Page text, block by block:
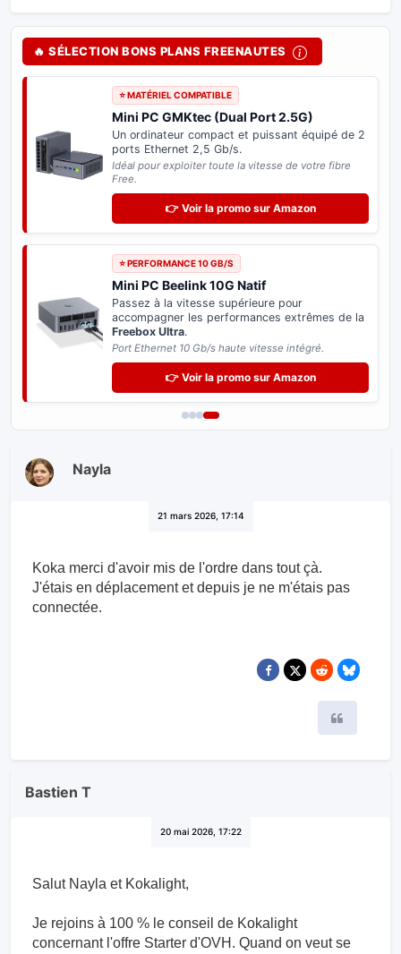
🔥 SÉLECTION BONS PLANS FREENAUTES
⭐ MATÉRIEL COMPATIBLE
Mini PC GMKtec (Dual Port 2.5G)
Un ordinateur compact et puissant équipé de 2
ports Ethernet 2,5 Gb/s.
Idéal pour exploiter toute la vitesse de votre fibre
Free.
👉 Voir la promo sur Amazon
⭐ PERFORMANCE 10 GB/S
Mini PC Beelink 10G Natif
Passez à la vitesse supérieure pour
accompagner les performances extrêmes de la
Freebox Ultra.
Port Ethernet 10 Gb/s haute vitesse intégré.
👉 Voir la promo sur Amazon
Nayla
21 mars 2026, 17:14
Koka merci d'avoir mis de l'ordre dans tout çà.
J'étais en déplacement et depuis je ne m'étais pas
connectée.
Bastien T
20 mai 2026, 17:22
Salut Nayla et Kokalight,
Je rejoins à 100 % le conseil de Kokalight
concernant l'offre Starter d'OVH. Quand on veut se